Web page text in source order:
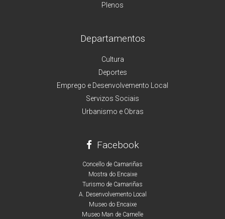
Plenos
Departamentos
Cultura
Deportes
Emprego e Desenvolvemento Local
Servizos Sociais
Urbanismo e Obras
Facebook
Concello de Camariñas
Mostra do Encaixe
Turismo de Camariñas
A. Desenvolvemento Local
Museo do Encaixe
Museo Man de Camelle